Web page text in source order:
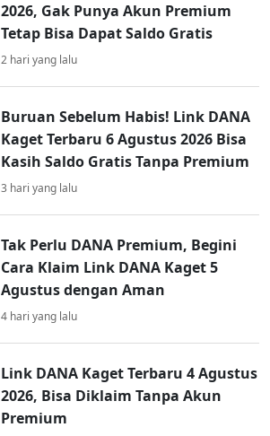
2026, Gak Punya Akun Premium
Tetap Bisa Dapat Saldo Gratis
2 hari yang lalu
Buruan Sebelum Habis! Link DANA
Kaget Terbaru 6 Agustus 2026 Bisa
Kasih Saldo Gratis Tanpa Premium
3 hari yang lalu
Tak Perlu DANA Premium, Begini
Cara Klaim Link DANA Kaget 5
Agustus dengan Aman
4 hari yang lalu
Link DANA Kaget Terbaru 4 Agustus
2026, Bisa Diklaim Tanpa Akun
Premium